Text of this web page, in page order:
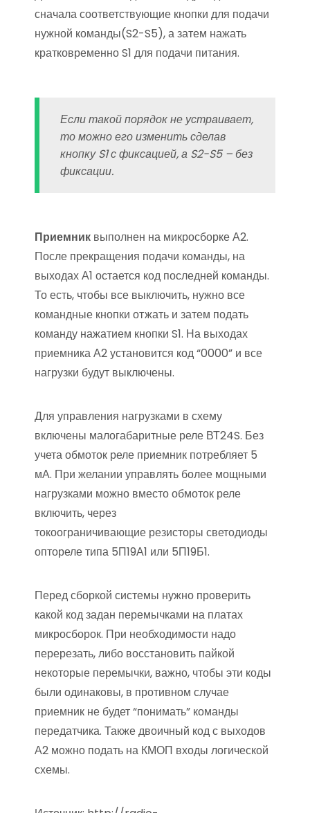
сначала соответствующие кнопки для подачи
нужной команды(S2-S5), а затем нажать
кратковременно S1 для подачи питания.
Если такой порядок не устраивает,
то можно его изменить сделав
кнопку S1 с фиксацией, а S2-S5 – без
фиксации.
Приемник выполнен на микросборке А2.
После прекращения подачи команды, на
выходах А1 остается код последней команды.
То есть, чтобы все выключить, нужно все
командные кнопки отжать и затем подать
команду нажатием кнопки S1. На выходах
приемника А2 установится код “0000” и все
нагрузки будут выключены.
Для управления нагрузками в схему
включены малогабаритные реле ВТ24S. Без
учета обмоток реле приемник потребляет 5
мА. При желании управлять более мощными
нагрузками можно вместо обмоток реле
включить, через
токоограничивающие резисторы светодиоды
оптореле типа 5П19А1 или 5П19Б1.
Перед сборкой системы нужно проверить
какой код задан перемычками на платах
микросборок. При необходимости надо
перерезать, либо восстановить пайкой
некоторые перемычки, важно, чтобы эти коды
были одинаковы, в противном случае
приемник не будет “понимать” команды
передатчика. Также двоичный код с выходов
А2 можно подать на КМОП входы логической
схемы.